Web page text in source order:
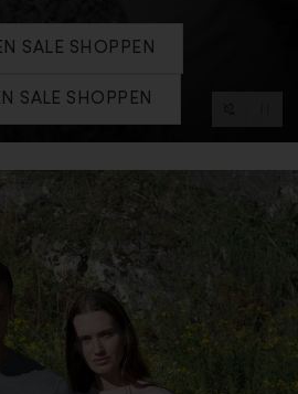
SALE SHOPPEN
SALE SHOPPEN